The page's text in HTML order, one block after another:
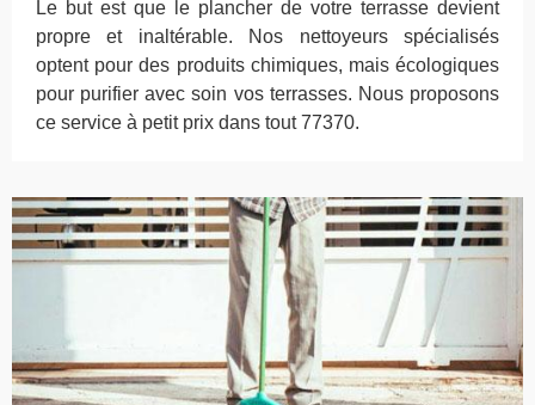
Le but est que le plancher de votre terrasse devient
propre et inaltérable. Nos nettoyeurs spécialisés
optent pour des produits chimiques, mais écologiques
pour purifier avec soin vos terrasses. Nous proposons
ce service à petit prix dans tout 77370.